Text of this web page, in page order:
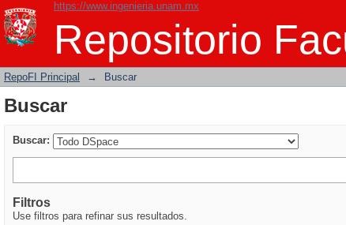
https://www.ingenieria.unam.mx
Repositorio
Buscar
RepoFI Principal → Buscar
Buscar
Buscar:
Filtros
Use filtros para refinar sus resultados.